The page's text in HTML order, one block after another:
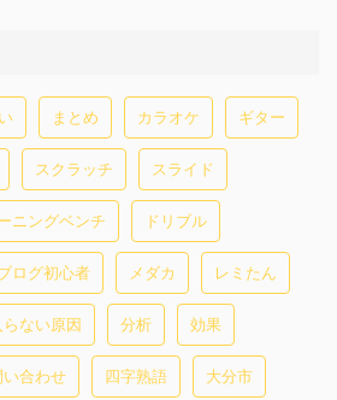
まとめ カラオケ ギター
スクラッチ スライド
ニングベンチ ドリブル
ログ初心者 メダカ レミたん
らない原因 分析 効果
い合わせ 四字熟語 大分市